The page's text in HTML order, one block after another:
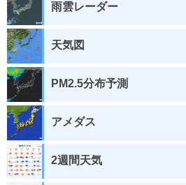
雨雲レーダー
天気図
PM2.5分布予測
アメダス
2週間天気